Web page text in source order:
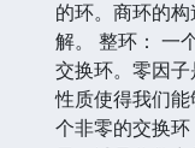
的环。商环的
解。 整环： 一
交换环。零因
性质使得我们
个非零的交换